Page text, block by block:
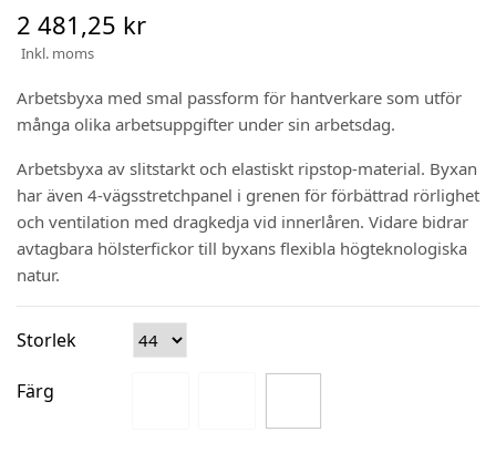
2 481,25 kr
Inkl. moms
Arbetsbyxa med smal passform för hantverkare som utför
många olika arbetsuppgifter under sin arbetsdag.
Arbetsbyxa av slitstarkt och elastiskt ripstop-material. Byxan
har även 4-vägsstretchpanel i grenen för förbättrad rörlighet
och ventilation med dragkedja vid innerlåren. Vidare bidrar
avtagbara hölsterfickor till byxans flexibla högteknologiska
natur.
Storlek
Färg